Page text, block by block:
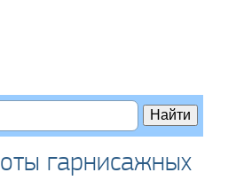
гарнисажных